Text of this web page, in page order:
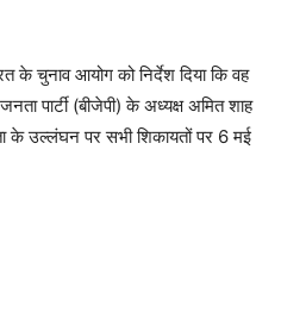
के चुनाव आयोग को निर्देश दिया कि वह
पार्टी (बीजेपी) के अध्यक्ष अमित शाह
के उल्लंघन पर सभी शिकायतों पर 6 मई